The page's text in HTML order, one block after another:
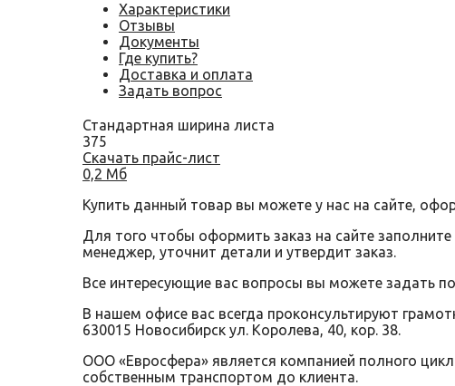
Характеристики
Отзывы
Документы
Где купить?
Доставка и оплата
Задать вопрос
Стандартная ширина листа
375
Скачать прайс-лист
0,2 Мб
Купить данный товар вы можете у нас на сайте,
Для того чтобы оформить заказ на сайте
менеджер, уточнит детали и утвердит заказ.
Все интересующие вас вопросы вы можете задать
В нашем офисе вас всегда проконсультируют
630015 Новосибирск ул. Королева, 40, кор. 38.
ООО «Евросфера» является компанией полного
собственным транспортом до клиента.